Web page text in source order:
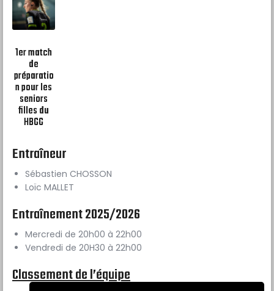
1er match
de
préparatio
n pour les
seniors
filles du
HBGG
Entraîneur
Sébastien CHOSSON
Loïc MALLET
Entraînement 2025/2026
Mercredi de 20h00 à 22h00
Vendredi de 20H30 à 22h00
Classement de l’équipe